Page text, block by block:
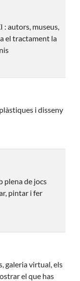
: autors, museus,
el tractament la
i disseny
plena de jocs
pintar i fer
galeria virtual, els
el que has